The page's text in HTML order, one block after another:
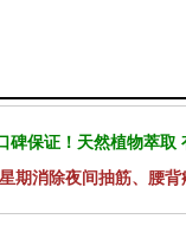
碑保证！天然植物萃取
期消除夜间抽筋、腰